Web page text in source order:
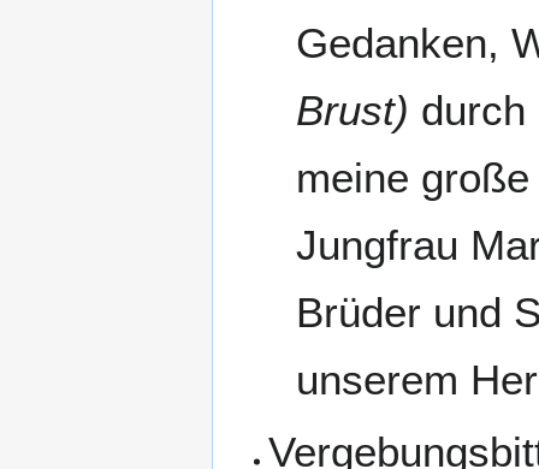
Gedanken,
Brust) durch
meine
Jungfrau
Brüder und
unserem